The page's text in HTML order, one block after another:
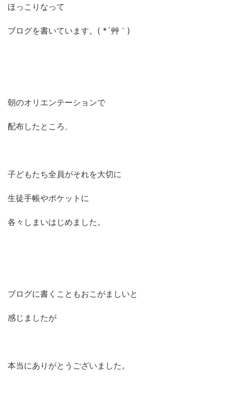
ほっこりなって
ブログを書いています。( *´艸｀)
朝のオリエンテーションで
配布したところ、
子どもたち全員がそれを大切に
生徒手帳やポケットに
各々しまいはじめました。
ブログに書くこともおこがましいと
感じましたが
本当にありがとうございました。